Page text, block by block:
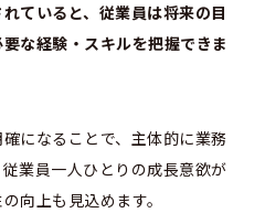
ていると、従業員は将来の目
な経験・スキルを把握できま
になることで、主体的に業務
業員一人ひとりの成長意欲が
向上も見込めます。